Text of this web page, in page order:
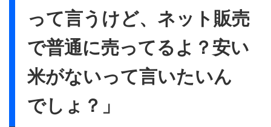
って言うけど、ネット販売
で普通に売ってるよ？安い
米がないって言いたいん
でしょ？」